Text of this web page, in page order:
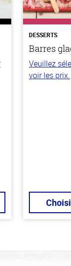
DESSERTS
Barres
Veuillez
voir les prix.